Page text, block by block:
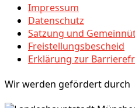
Impressum
Datenschutz
Satzung und
Freistellungsbescheid
Erklärung zur
Wir werden gefördert durch